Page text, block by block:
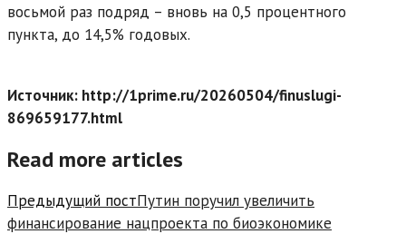
восьмой раз подряд – вновь на 0,5 процентного
пункта, до 14,5% годовых.
Источник: http://1prime.ru/20260504/finuslugi-
869659177.html
Read more articles
Предыдущий постПутин поручил увеличить
финансирование нацпроекта по биоэкономике